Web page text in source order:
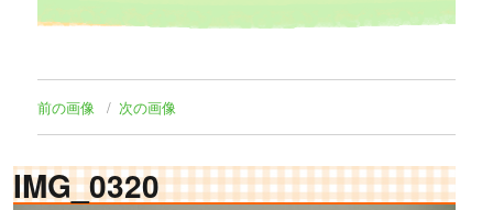
前の画像 次の画像
IMG_0320